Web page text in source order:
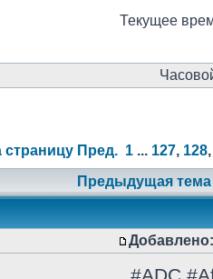
Текущее
страницу Пред. 1 ... 127, 128,
Предыдущая тема
Добавлено: